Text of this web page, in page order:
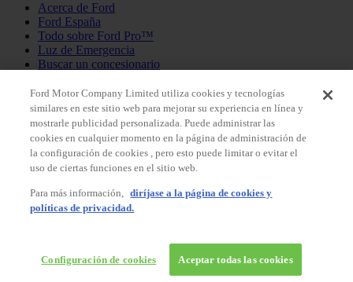
Acerca de Ford
Ford España
Todo sobre Ford Pro™
Luz de Emergencia
Buscar un concesionario
Política de privacidad
Mi Cuenta
Iniciar sesión / Registrarse
Mis pedidos
País
© 2026 Ford España, S.L.
Ford Shop España
Ford Motor Company Limited utiliza cookies y tecnologías
similares en este sitio web para mejorar su experiencia en línea y
mostrarle publicidad personalizada. Puede administrar las
cookies en cualquier momento en la página de administración de
la configuración de cookies , pero esto puede limitar o evitar el
uso de ciertas funciones en el sitio web.
Para más información, diríjase a la página de cookies y
políticas de privacidad.
Configuración de cookies Aceptar todas las cookies